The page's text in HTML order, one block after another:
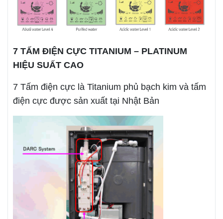
7 TẤM ĐIỆN CỰC TITANIUM – PLATINUM
HIỆU SUẤT CAO
7 Tấm điện cực là Titanium phủ bạch kim và tấm
điện cực được sản xuất tại Nhật Bản